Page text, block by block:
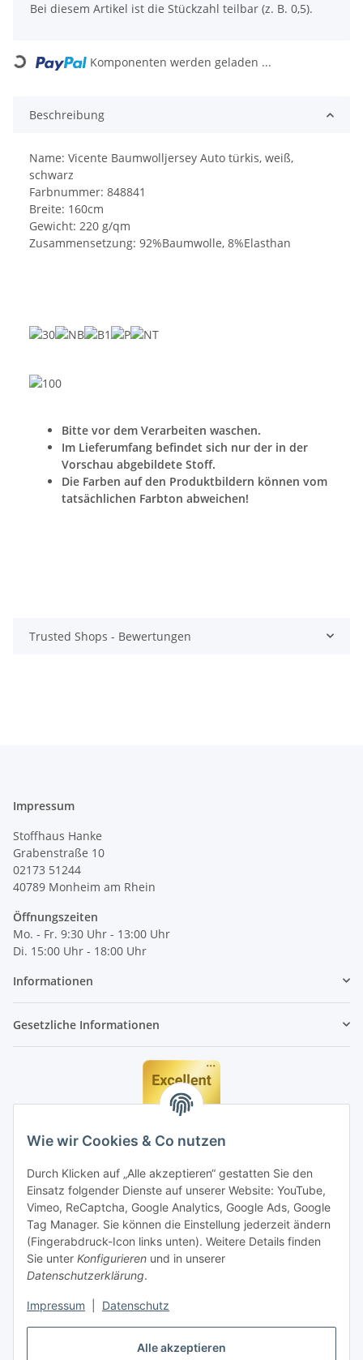
Alle akzeptieren
Wie wir Cookies & Co nutzen
Durch Klicken auf „Alle akzeptieren“ gestatten Sie den
Einsatz folgender Dienste auf unserer Website: YouTube,
Vimeo, ReCaptcha, Google Analytics, Google Ads, Google
Tag Manager. Sie können die Einstellung jederzeit ändern
(Fingerabdruck-Icon links unten). Weitere Details finden
Sie unter Konfigurieren und in unserer
Datenschutzerklärung.
Impressum Datenschutz
Bei diesem Artikel ist die Stückzahl teilbar (z. B. 0,5).
Loading... Komponenten werden geladen ...
Beschreibung
Name: Vicente Baumwolljersey Auto türkis, weiß,
schwarz
Farbnummer: 848841
Breite: 160cm
Gewicht: 220 g/qm
Zusammensetzung: 92%Baumwolle, 8%Elasthan
Bitte vor dem Verarbeiten waschen.
Im Lieferumfang befindet sich nur der in der
Vorschau abgebildete Stoff.
Die Farben auf den Produktbildern können vom
tatsächlichen Farbton abweichen!
Trusted Shops - Bewertungen
Impressum
Stoffhaus Hanke
Grabenstraße 10
02173 51244
40789 Monheim am Rhein
Öffnungszeiten
Mo. - Fr. 9:30 Uhr - 13:00 Uhr
Di. 15:00 Uhr - 18:00 Uhr
Informationen
Gesetzliche Informationen
Vertrag widerrufen